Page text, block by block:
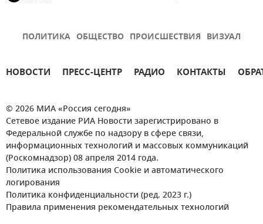
ПОЛИТИКА ОБЩЕСТВО ПРОИСШЕСТВИЯ ВИЗУАЛ
НОВОСТИ ПРЕСС-ЦЕНТР РАДИО КОНТАКТЫ
© 2026 МИА «Россия сегодня»
Сетевое издание РИА Новости зарегистрировано в
Федеральной службе по надзору в сфере связи,
информационных технологий и массовых коммуникаций
(Роскомнадзор) 08 апреля 2014 года.
Политика использования Cookie и автоматического
логирования
Политика конфиденциальности (ред. 2023 г.)
Правила применения рекомендательных технологий